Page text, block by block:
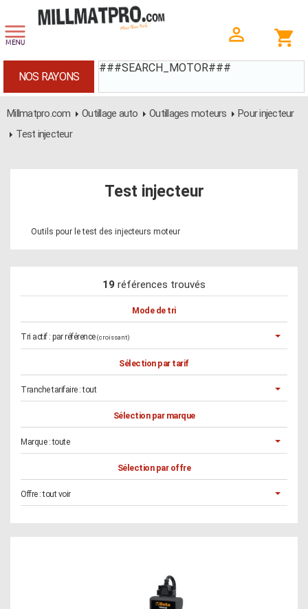
###SEARCH_MOTOR###
NOS RAYONS
Millmatpro.com Outillage auto Outillages moteurs
Pour injecteur
Test injecteur
Test injecteur
Outils pour le test des injecteurs moteur
19 références trouvés
Mode de tri
Tri actif : par référence (croissant)
Sélection par tarif
Tranche tarifaire :tout
Sélection par marque
Marque :toute
Sélection par offre
Offre :tout voir